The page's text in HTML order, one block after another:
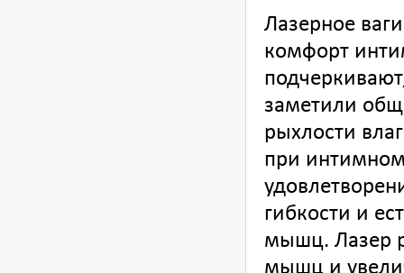
Лазерное
комфорт
заметили
рыхлости
при интимном
гибкости и
мышц. Лазер
мышц и